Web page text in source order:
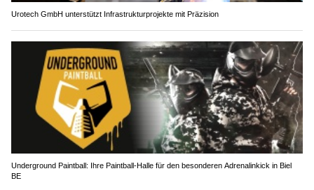
Urotech GmbH unterstützt Infrastrukturprojekte mit Präzision
Underground Paintball: Ihre Paintball-Halle für den besonderen Adrenalinkick in Biel
BE